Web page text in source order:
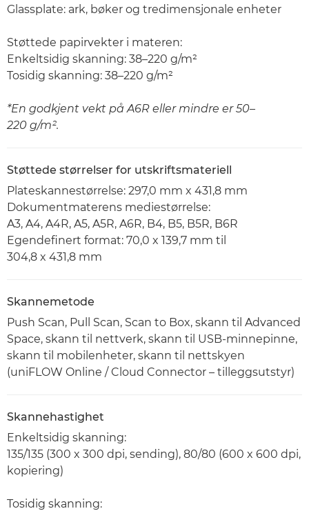
Glassplate: ark, bøker og tredimensjonale enheter
Støttede papirvekter i materen:
Enkeltsidig skanning: 38–220 g/m²
Tosidig skanning: 38–220 g/m²
*En godkjent vekt på A6R eller mindre er 50–
220 g/m².
Støttede størrelser for utskriftsmateriell
Plateskannestørrelse: 297,0 mm x 431,8 mm
Dokumentmaterens mediestørrelse:
A3, A4, A4R, A5, A5R, A6R, B4, B5, B5R, B6R
Egendefinert format: 70,0 x 139,7 mm til
304,8 x 431,8 mm
Skannemetode
Push Scan, Pull Scan, Scan to Box, skann til Advanced
Space, skann til nettverk, skann til USB-minnepinne,
skann til mobilenheter, skann til nettskyen
(uniFLOW Online / Cloud Connector – tilleggsutstyr)
Skannehastighet
Enkeltsidig skanning:
135/135 (300 x 300 dpi, sending), 80/80 (600 x 600 dpi,
kopiering)
Tosidig skanning: